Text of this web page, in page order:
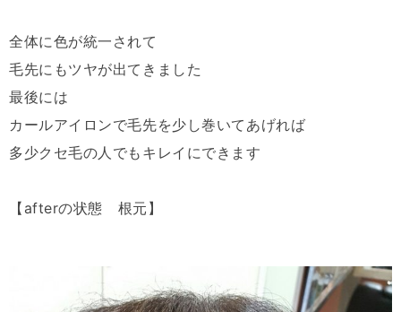
全体に色が統一されて
毛先にもツヤが出てきました
最後には
カールアイロンで毛先を少し巻いてあげれば
多少クセ毛の人でもキレイにできます
【afterの状態 根元】